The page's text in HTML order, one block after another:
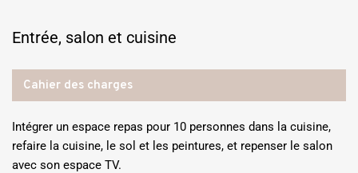
Entrée, salon et cuisine
Cahier des charges
Intégrer un espace repas pour 10 personnes dans la cuisine,
refaire la cuisine, le sol et les peintures, et repenser le salon
avec son espace TV.